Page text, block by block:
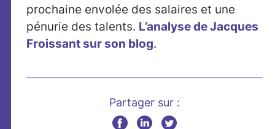
prochaine envolée des salaires et une
pénurie des talents. L’analyse de Jacques
Froissant sur son blog.
Partager sur :